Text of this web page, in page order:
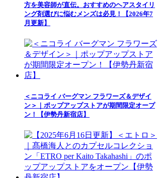
方を美容師が直伝。おすすめのヘアスタイリ
ング剤選びに悩むメンズは必見！【2026年7
月更新】
＜ニコライ バーグマン フラワーズ＆デザイ
ン＞｜ポップアップストアが期間限定オープ
ン！【伊勢丹新宿店】